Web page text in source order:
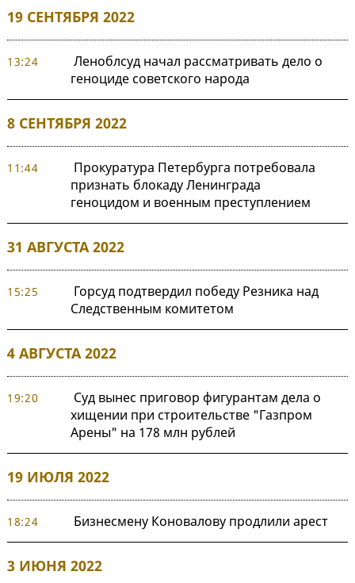
19 СЕНТЯБРЯ 2022
13:24
Леноблсуд начал рассматривать дело о
геноциде советского народа
8 СЕНТЯБРЯ 2022
11:44
Прокуратура Петербурга потребовала
признать блокаду Ленинграда
геноцидом и военным преступлением
31 АВГУСТА 2022
15:25
Горсуд подтвердил победу Резника над
Следственным комитетом
4 АВГУСТА 2022
19:20
Суд вынес приговор фигурантам дела о
хищении при строительстве "Газпром
Арены" на 178 млн рублей
19 ИЮЛЯ 2022
18:24 Бизнесмену Коновалову продлили арест
3 ИЮНЯ 2022